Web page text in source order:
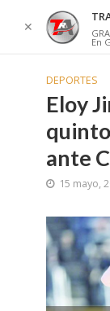
DEPORTES
Eloy
ante
15 mayo,
✕
En